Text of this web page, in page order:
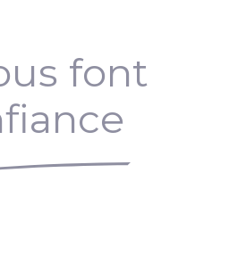
font